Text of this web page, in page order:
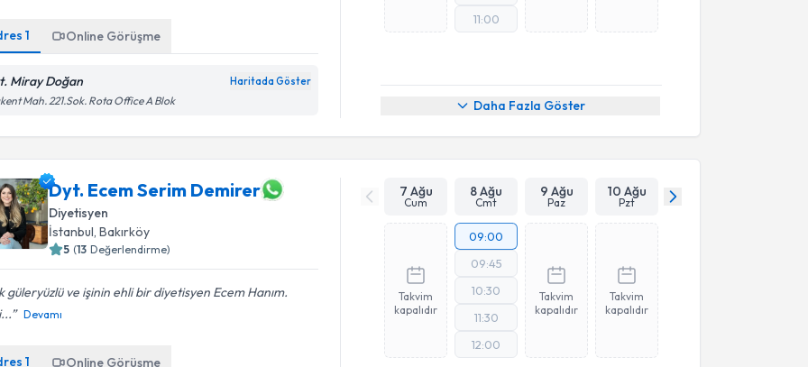
1 Online Görüşme
Miray Doğan Haritada Göster
Mah. 221.Sok. Rota Office A Blok
11:00
Daha Fazla Göster
Dyt. Ecem Serim Demirer
Diyetisyen
İstanbul, Bakırköy
5 (13 Değerlendirme)
güleryüzlü ve işinin ehli bir diyetisyen Ecem Hanım.
Devamı
1 Online Görüşme
7 Ağu
Cum
8 Ağu
Cmt
9 Ağu
Paz
10 Ağu
Pzt
Takvim
kapalıdır
09:00
09:45
10:30
11:30
12:00
Takvim
kapalıdır
Takvim
kapalıdır